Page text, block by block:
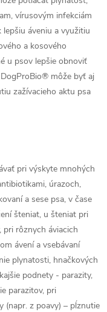
vírusovým infekciám
áveniu a využitiu
a kosového
u psov lepšie obnoviť
môže byť aj
zažívacieho aktu psa
pri výskyte mnohých
úrazoch,
a sese psa, v čase
šteniat, u šteniat pri
pri rôznych áviacich
ávení a vsebávaní
plynatosti, hnačkových
podnety - parazity,
parazitov, pri
(napr. z poavy) – pĺznutie